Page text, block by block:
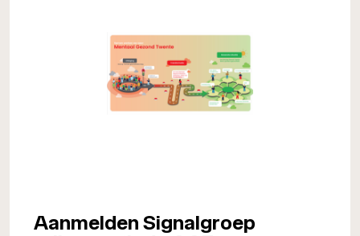
Aanmelden Signalgroep